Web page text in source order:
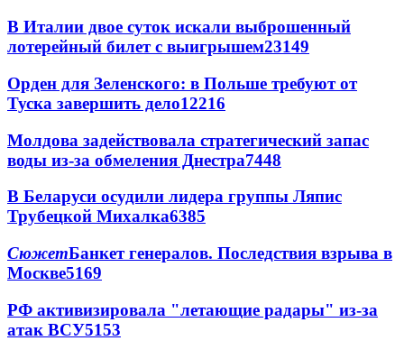
В Италии двое суток искали выброшенный
лотерейный билет с выигрышем23149
Орден для Зеленского: в Польше требуют от
Туска завершить дело12216
Молдова задействовала стратегический запас
воды из-за обмеления Днестра7448
В Беларуси осудили лидера группы Ляпис
Трубецкой Михалка6385
СюжетБанкет генералов. Последствия взрыва в
Москве5169
РФ активизировала "летающие радары" из-за
атак ВСУ5153